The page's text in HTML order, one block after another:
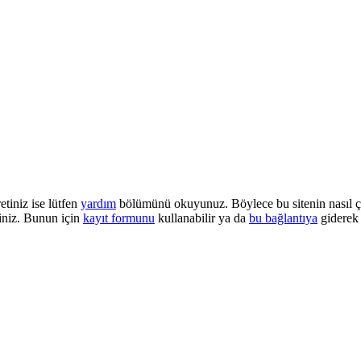
ise lütfen yardım bölümünü okuyunuz. Böylece bu sitenin nasıl
Bunun için kayıt formunu kullanabilir ya da bu bağlantıya